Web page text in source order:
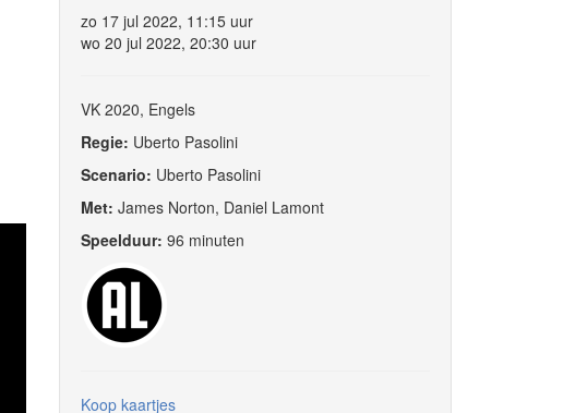
zo 17 jul 2022, 11:15 uur
wo 20 jul 2022, 20:30 uur
VK 2020, Engels
Regie: Uberto Pasolini
Scenario: Uberto Pasolini
Met: James Norton, Daniel Lamont
Speelduur: 96 minuten
Koop kaartjes